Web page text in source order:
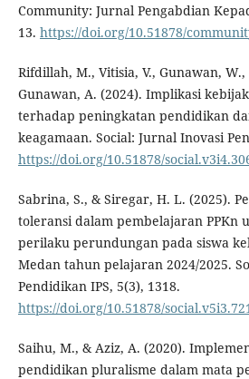
Community: Jurnal Pengabdian
13. https://doi.org/10.51878/
Rifdillah, M., Vitisia, V., Gunawan,
Gunawan, A. (2024). Implikasi
terhadap peningkatan pendidikan
keagamaan. Social: Jurnal Inovasi
https://doi.org/10.51878/
Sabrina, S., & Siregar, H. L. (2025).
toleransi dalam pembelajaran PPKn
perilaku perundungan pada siswa
Medan tahun pelajaran 2024/2025.
Pendidikan IPS, 5(3), 1318.
https://doi.org/10.51878/
Saihu, M., & Aziz, A. (2020).
pendidikan pluralisme dalam mata